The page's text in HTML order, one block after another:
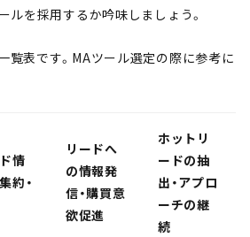
ルを採用するか吟味しましょう。
覧表です。MAツール選定の際に参考に
情
約・
リードへ
の情報発
信・購買意
欲促進
ホットリ
ードの抽
出・アプロ
ーチの継
続